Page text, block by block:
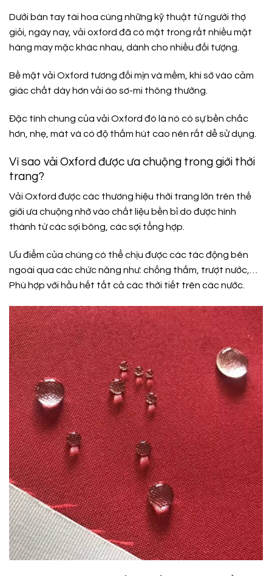
Dưới bàn tay tài hoa cùng những kỹ thuật từ người thợ
giỏi, ngày nay, vải oxford đã có mặt trong rất nhiều mặt
hàng may mặc khác nhau, dành cho nhiều đối tượng.
Bề mặt vải Oxford tương đối mịn và mềm, khi sờ vào cảm
giác chất dày hơn vải áo sơ-mi thông thường.
Đặc tính chung của vải Oxford đó là nó có sự bền chắc
hơn, nhẹ, mát và có độ thấm hút cao nên rất dễ sử dụng.
Vì sao vải Oxford được ưa chuộng trong giới thời
trang?
Vải Oxford được các thương hiệu thời trang lớn trên thế
giới ưa chuộng nhờ vào chất liệu bền bỉ do được hình
thành từ các sợi bông, các sợi tổng hợp.
Ưu điểm của chúng có thể chịu được các tác động bên
ngoài qua các chức năng như: chống thấm, trượt nước,…
Phù hợp với hầu hết tất cả các thời tiết trên các nước.